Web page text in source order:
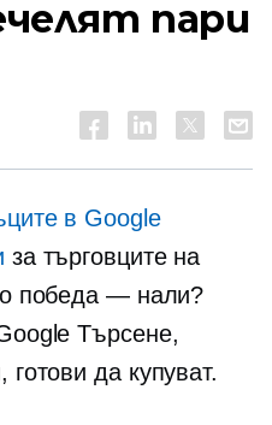
пари
в Google
за търговците на
победа — нали?
Търсене,
готови да купуват.